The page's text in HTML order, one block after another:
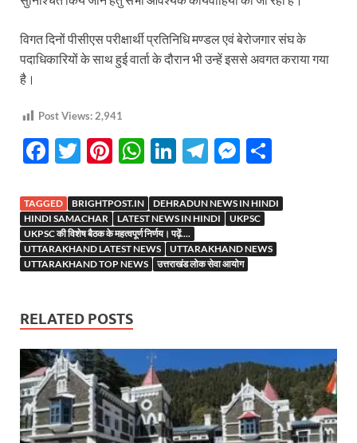
विगत दिनों पीसीएस परीक्षार्थी प्रतिनिधि मण्डल एवं बेरोजगार संघ के
पदाधिकारियों के साथ हुई वार्ता के दौरान भी उन्हें इससे अवगत कराया गया
है।
Post Views:2,941
F
e
b
o
o
T
itt
er
Pi
er
es
t
W
at
s
A
p
Li
k
e
dI
n
T
e
gr
a
m
M
se
n
g
er
ar
TAGGED BRIGHTPOST.IN
DEHRADUN NEWS IN HINDI
HINDI SAMACHAR
LATEST NEWS IN HINDI
UKPSC
UKPSC की विशेष बैठक के महत्वपूर्ण निर्णय। पढ़ें....
UTTARAKHAND LATEST NEWS
UTTARAKHAND NEWS
UTTARAKHAND TOP NEWS
उत्तराखंड लोक सेवा आयोग
RELATED POSTS